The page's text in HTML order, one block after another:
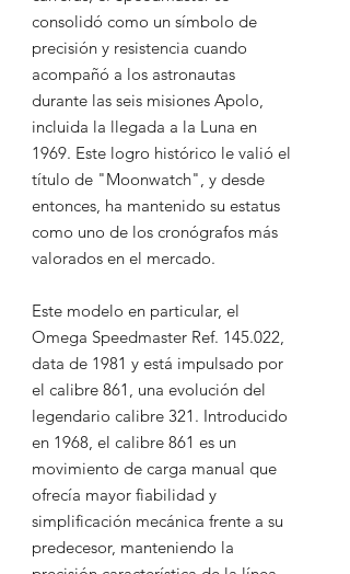
consolidó como un símbolo de
precisión y resistencia cuando
acompañó a los astronautas
durante las seis misiones Apolo,
incluida la llegada a la Luna en
1969. Este logro histórico le valió el
título de "Moonwatch", y desde
entonces, ha mantenido su estatus
como uno de los cronógrafos más
valorados en el mercado.
Este modelo en particular, el
Omega Speedmaster Ref. 145.022,
data de 1981 y está impulsado por
el calibre 861, una evolución del
legendario calibre 321. Introducido
en 1968, el calibre 861 es un
movimiento de carga manual que
ofrecía mayor fiabilidad y
simplificación mecánica frente a su
predecesor, manteniendo la